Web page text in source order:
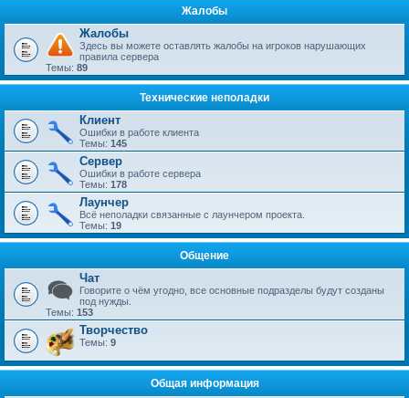
Жалобы
Жалобы
Здесь вы можете оставлять жалобы на игроков нарушающих
правила сервера
Темы: 89
Технические неполадки
Клиент
Ошибки в работе клиента
Темы: 145
Сервер
Ошибки в работе сервера
Темы: 178
Лаунчер
Всё неполадки связанные с лаунчером проекта.
Темы: 19
Общение
Чат
Говорите о чём угодно, все основные подразделы будут созданы
под нужды.
Темы: 153
Творчество
Темы: 9
Общая информация